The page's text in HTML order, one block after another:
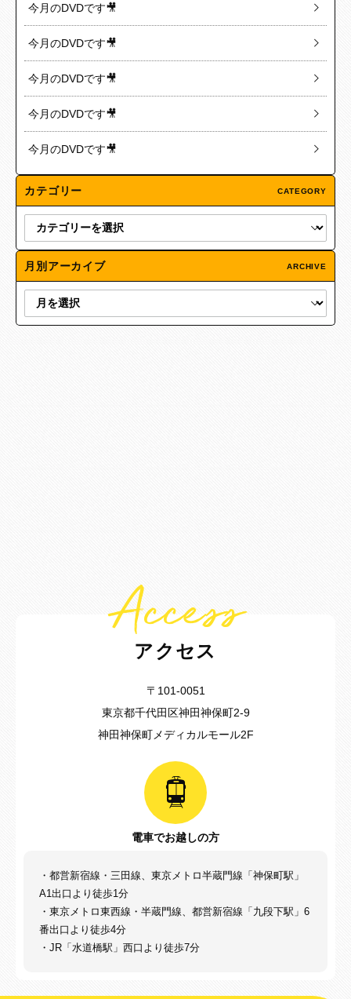
今月のDVDです🎥
今月のDVDです🎥
今月のDVDです🎥
今月のDVDです🎥
今月のDVDです🎥
カテゴリー CATEGORY
月別アーカイブ ARCHIVE
Access
アクセス
〒101-0051
東京都千代田区神田神保町2-9
神田神保町メディカルモール2F
電車でお越しの方
・都営新宿線・三田線、東京メトロ半蔵門線「神保町駅」
A1出口より徒歩1分
・東京メトロ東西線・半蔵門線、都営新宿線「九段下駅」6
番出口より徒歩4分
・JR「水道橋駅」西口より徒歩7分